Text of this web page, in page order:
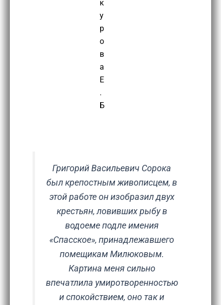
к
у
р
о
в
а
Е
.
Б
Григорий Васильевич Сорока
был крепостным живописцем, в
этой работе он изобразил двух
крестьян, ловивших рыбу в
водоеме подле имения
«Спасское», принадлежавшего
помещикам Милюковым.
Картина меня сильно
впечатлила умиротворенностью
и спокойствием, оно так и